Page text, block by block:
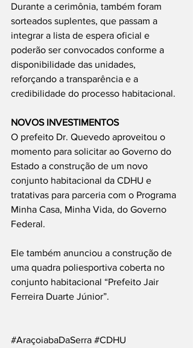
Durante a cerimônia, também foram
sorteados suplentes, que passam a
integrar a lista de espera oficial e
poderão ser convocados conforme a
disponibilidade das unidades,
reforçando a transparência e a
credibilidade do processo habitacional.
NOVOS INVESTIMENTOS
O prefeito Dr. Quevedo aproveitou o
momento para solicitar ao Governo do
Estado a construção de um novo
conjunto habitacional da CDHU e
tratativas para parceria com o Programa
Minha Casa, Minha Vida, do Governo
Federal.
Ele também anunciou a construção de
uma quadra poliesportiva coberta no
conjunto habitacional “Prefeito Jair
Ferreira Duarte Júnior”.
#AraçoiabaDaSerra #CDHU